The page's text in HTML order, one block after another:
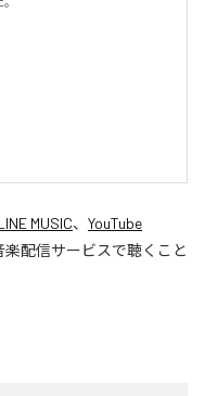
MUSIC、 YouTube
楽配信サービスで聴くこと